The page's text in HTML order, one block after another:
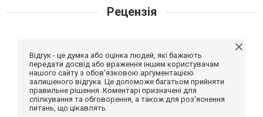
Рецензія
Відгук - це думка або оцінка людей, які бажають
передати досвід або враження іншим користувачам
нашого сайту з обов'язковою аргументацією
залишеного відгука. Це допоможе багатьом прийняти
правильне рішення. Коментарі призначені для
спілкування та обговорення, а також для роз'яснення
питань, що цікавлять.